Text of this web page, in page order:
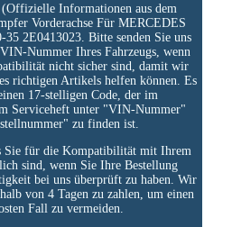
Informationen aus dem
Vorderachse Für MERCEDES
2E0413023. Bitte senden Sie uns
Nummer Ihres Fahrzeugs, wenn
nicht sicher sind, damit wir
richtigen Artikels helfen können. Es
17-stelligen Code, der im
Serviceheft unter "VIN-Nummer"
zu finden ist.
Sie für die Kompatibilität mit Ihrem
sind, wenn Sie Ihre Bestellung
bei uns überprüft zu haben. Wir
von 4 Tagen zu zahlen, um einen
Fall zu vermeiden.